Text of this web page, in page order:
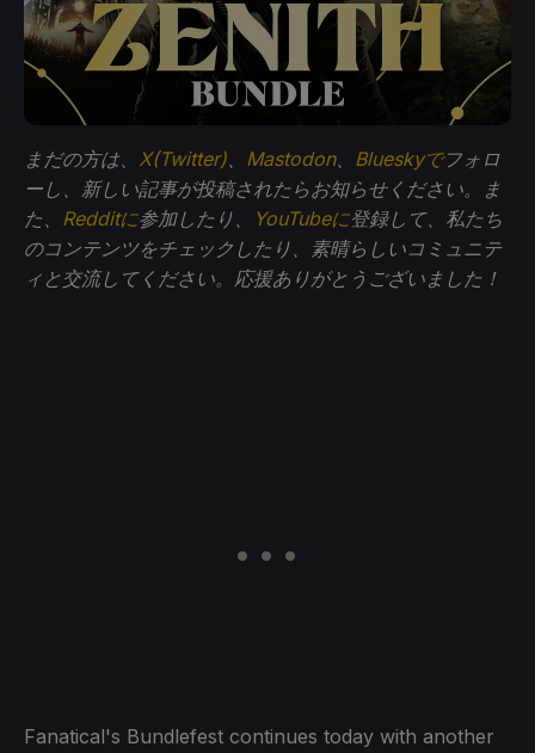
まだの方は、 X(Twitter)、 Mastodon、 Blueskyでフォロ
ーし、新しい記事が投稿されたらお知らせください。ま
た、 Redditに参加したり、 YouTubeに登録して、私たち
のコンテンツをチェックしたり、素晴らしいコミュニテ
ィと交流してください。応援ありがとうございました！
Fanatical's Bundlefest continues today with another